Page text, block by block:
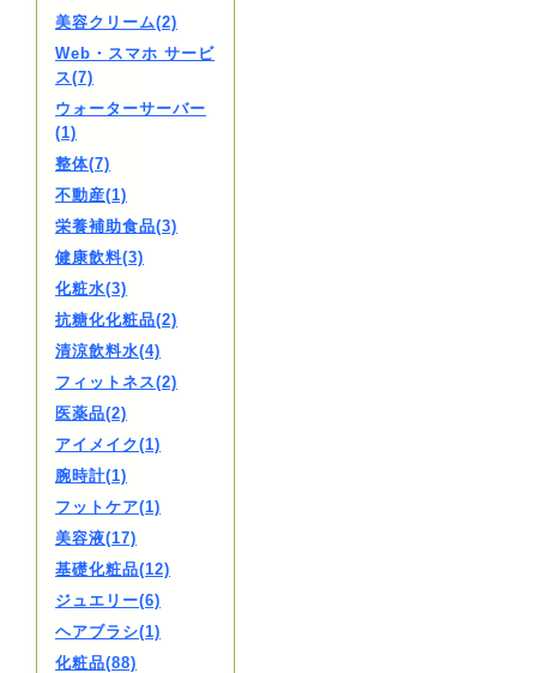
美容クリーム(2)
Web・スマホ サービ
ス(7)
ウォーターサーバー
(1)
整体(7)
不動産(1)
栄養補助食品(3)
健康飲料(3)
化粧水(3)
抗糖化化粧品(2)
清涼飲料水(4)
フィットネス(2)
医薬品(2)
アイメイク(1)
腕時計(1)
フットケア(1)
美容液(17)
基礎化粧品(12)
ジュエリー(6)
ヘアブラシ(1)
化粧品(88)